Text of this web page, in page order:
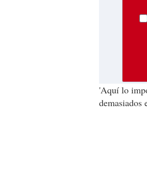
'Aquí lo
demasiados